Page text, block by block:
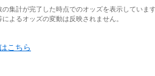
集計が完了した時点でのオッズを表示していま
よるオッズの変動は反映されません。
こちら